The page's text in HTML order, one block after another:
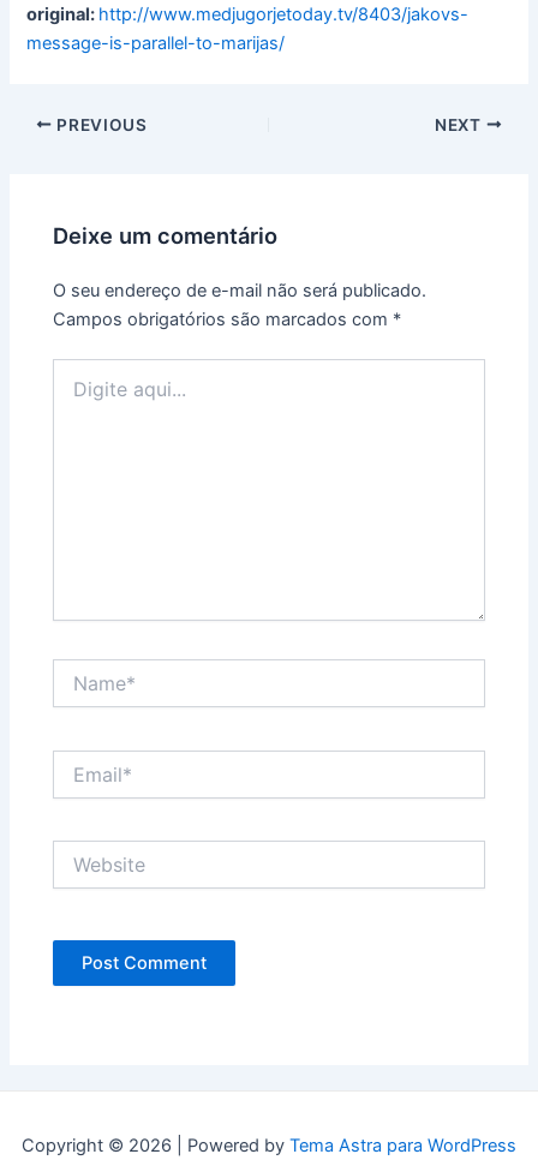
original: http://www.medjugorjetoday.tv/8403/jakovs-
message-is-parallel-to-marijas/
PREVIOUS NEXT
Deixe um comentário
O seu endereço de e-mail não será publicado.
Campos obrigatórios são marcados com *
aqui...
Copyright © 2026 | Powered by Tema Astra para WordPress